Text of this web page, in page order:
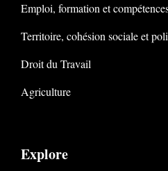
Emploi, formation et
Territoire, cohésion sociale et
Droit du Travail
Agriculture
Explore